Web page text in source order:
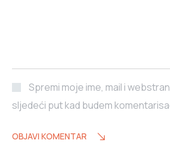
Spremi moje ime, mail i
sljedeći put kad budem
OBJAVI KOMENTAR